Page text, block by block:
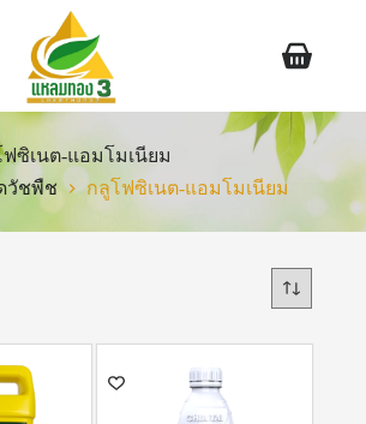
ฟซิเนต-แอมโมเนียม
วัชพืช กลูโฟซิเนต-แอมโมเนียม